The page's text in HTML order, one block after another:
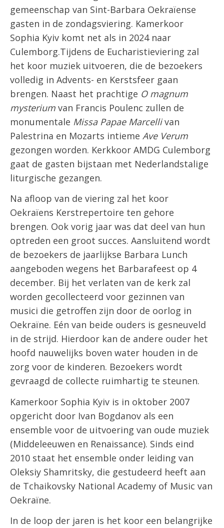
gemeenschap van Sint-Barbara Oekraïense
gasten in de zondagsviering. Kamerkoor
Sophia Kyiv komt net als in 2024 naar
Culemborg.Tijdens de Eucharistieviering zal
het koor muziek uitvoeren, die de bezoekers
volledig in Advents- en Kerstsfeer gaan
brengen. Naast het prachtige O magnum
mysterium van Francis Poulenc zullen de
monumentale Missa Papae Marcellivan
Palestrina en Mozarts intieme Ave Verum
gezongen worden. Kerkkoor AMDG Culemborg
gaat de gasten bijstaan met Nederlandstalige
liturgische gezangen.
Na afloop van de viering zal het koor
Oekraïens Kerstrepertoire ten gehore
brengen. Ook vorig jaar was dat deel van hun
optreden een groot succes. Aansluitend wordt
de bezoekers de jaarlijkse Barbara Lunch
aangeboden wegens het Barbarafeest op 4
december. Bij het verlaten van de kerk zal
worden gecollecteerd voor gezinnen van
musici die getroffen zijn door de oorlog in
Oekraïne. Eén van beide ouders is gesneuveld
in de strijd. Hierdoor kan de andere ouder het
hoofd nauwelijks boven water houden in de
zorg voor de kinderen. Bezoekers wordt
gevraagd de collecte ruimhartig te steunen.
Kamerkoor Sophia Kyiv is in oktober 2007
opgericht door Ivan Bogdanov als een
ensemble voor de uitvoering van oude muziek
(Middeleeuwen en Renaissance). Sinds eind
2010 staat het ensemble onder leiding van
Oleksiy Shamritsky, die gestudeerd heeft aan
de Tchaikovsky National Academy of Music van
Oekraïne.
In de loop der jaren ​​is het koor een belangrijke